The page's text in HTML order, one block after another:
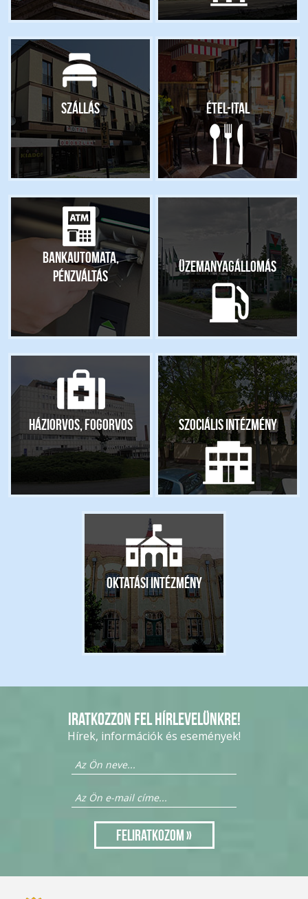
Szállás Étel-ital
Bankautomata,
pénzváltás
Üzemanyagállomás
Háziorvos, fogorvos Szociális intézmény
Oktatási intézmény
Iratkozzon fel hírlevelünkre!
Hírek, információk és események!